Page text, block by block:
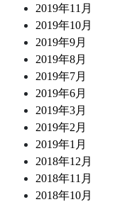
2019年11月
2019年10月
2019年9月
2019年8月
2019年7月
2019年6月
2019年3月
2019年2月
2019年1月
2018年12月
2018年11月
2018年10月